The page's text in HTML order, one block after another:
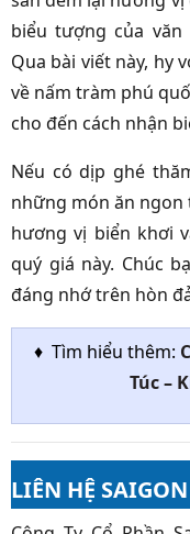
biểu tượng của
Qua bài viết này, hy
về nấm tràm phú
cho đến cách nhận
Nếu có dịp ghé
những món ăn
hương vị biển khơi
quý giá này. Chúc
đáng nhớ trên hòn
♦ Tìm hiểu thêm:
Túc –
LIÊN HỆ